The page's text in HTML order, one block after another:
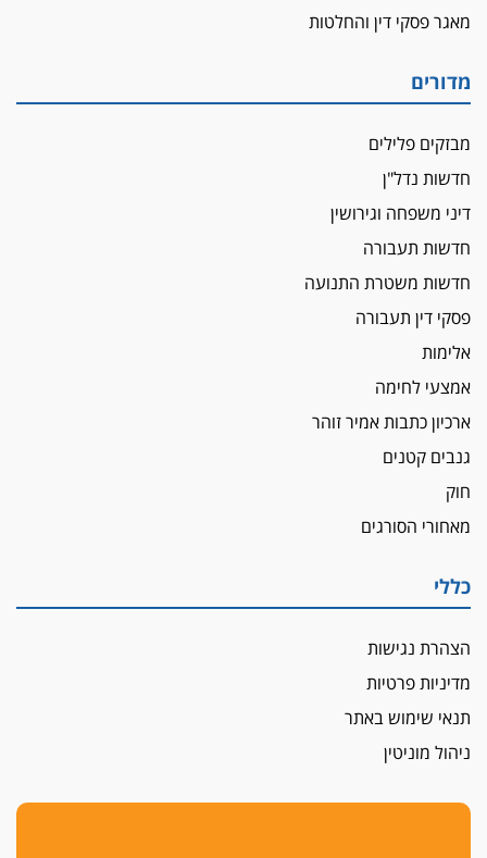
מאגר פסקי דין והחלטות
מדורים
מבזקים פלילים
חדשות נדל"ן
דיני משפחה וגירושין
חדשות תעבורה
חדשות משטרת התנועה
פסקי דין תעבורה
אלימות
אמצעי לחימה
ארכיון כתבות אמיר זוהר
גנבים קטנים
חוק
מאחורי הסורגים
כללי
הצהרת נגישות
מדיניות פרטיות
תנאי שימוש באתר
ניהול מוניטין